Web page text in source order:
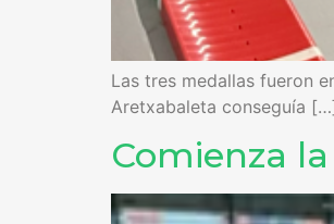
Las tres medallas fueron
Aretxabaleta conseguía
Comienza